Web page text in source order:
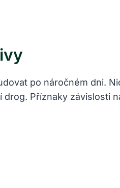
po náročném dni.
Příznaky závislosti